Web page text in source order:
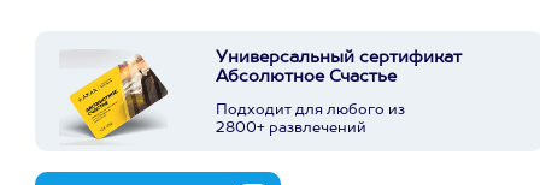
Универсальный сертификат
Абсолютное Счастье
Подходит для любого из
2800+ развлечений